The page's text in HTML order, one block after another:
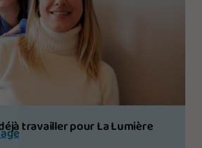
travailler pour La Lumière